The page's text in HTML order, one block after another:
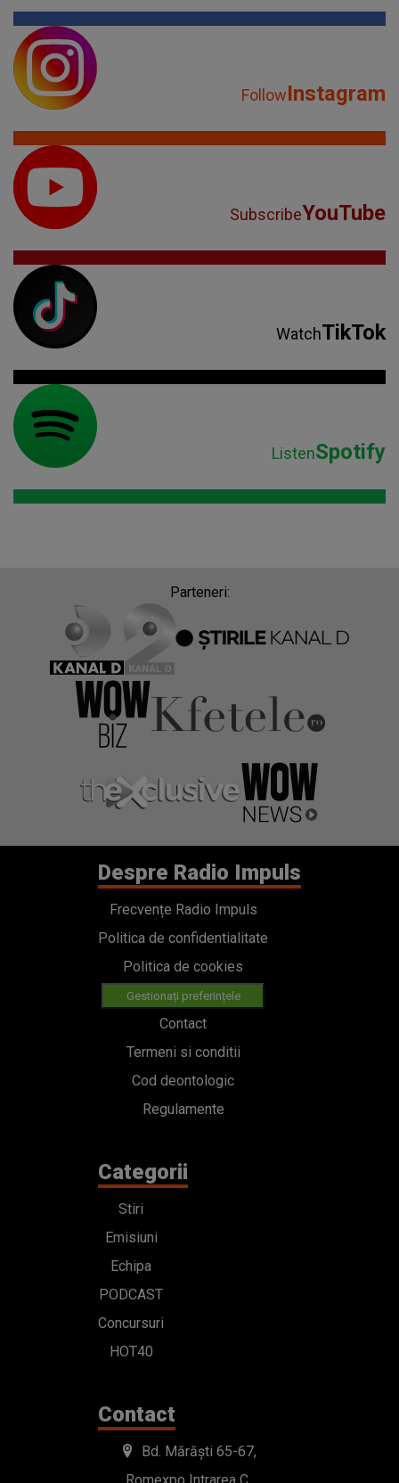
FollowInstagram
SubscribeYouTube
WatchTikTok
ListenSpotify
Parteneri:
Despre Radio Impuls
Frecvențe Radio Impuls
Politica de confidentialitate
Politica de cookies
Gestionați preferințele
Contact
Termeni si conditii
Cod deontologic
Regulamente
Categorii
Stiri
Emisiuni
Echipa
PODCAST
Concursuri
HOT40
Contact
Bd. Mărăști 65-67,